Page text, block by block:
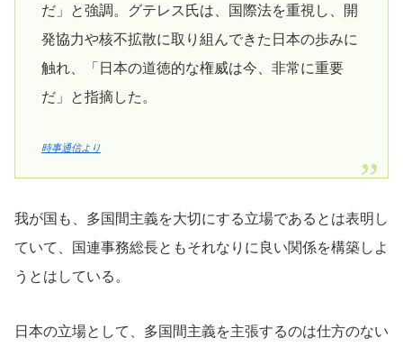
だ」と強調。グテレス氏は、国際法を重視し、開
発協力や核不拡散に取り組んできた日本の歩みに
触れ、「日本の道徳的な権威は今、非常に重要
だ」と指摘した。
時事通信より
我が国も、多国間主義を大切にする立場であるとは表明し
ていて、国連事務総長ともそれなりに良い関係を構築しよ
うとはしている。
日本の立場として、多国間主義を主張するのは仕方のない